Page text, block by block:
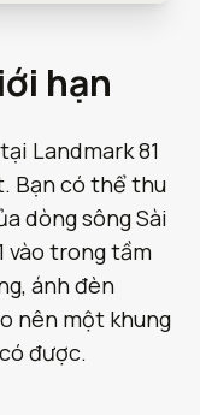
hạn
Landmark 81
Bạn có thể thu
dòng sông Sài
vào trong tầm
ánh đèn
nên một khung
được.